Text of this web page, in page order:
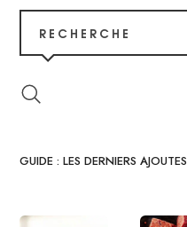
RECHERCHE
GUIDE : LES DERNIERS AJOUTES